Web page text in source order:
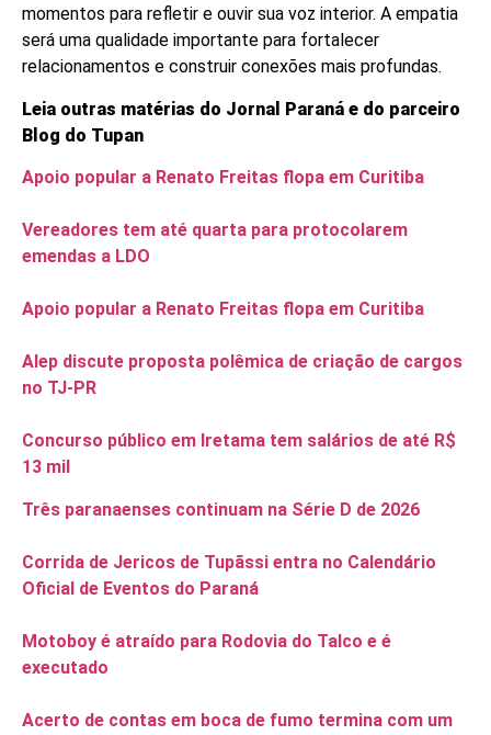
momentos para refletir e ouvir sua voz interior. A empatia
será uma qualidade importante para fortalecer
relacionamentos e construir conexões mais profundas.
Leia outras matérias do Jornal Paraná e do parceiro
Blog do Tupan
Apoio popular a Renato Freitas flopa em Curitiba
Vereadores tem até quarta para protocolarem
emendas a LDO
Apoio popular a Renato Freitas flopa em Curitiba
Alep discute proposta polêmica de criação de cargos
no TJ-PR
Concurso público em Iretama tem salários de até R$
13 mil
Três paranaenses continuam na Série D de 2026
Corrida de Jericos de Tupãssi entra no Calendário
Oficial de Eventos do Paraná
Motoboy é atraído para Rodovia do Talco e é
executado
Acerto de contas em boca de fumo termina com um